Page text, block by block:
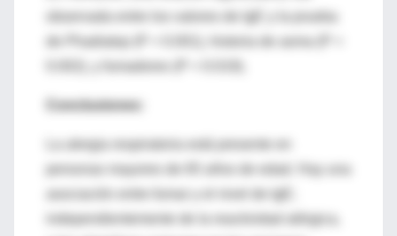
Conclusiones:
La alergia respiratoria está presente en
personas mayores de 65 años de edad. Hay una
independientemente de la reactividad alérgica,